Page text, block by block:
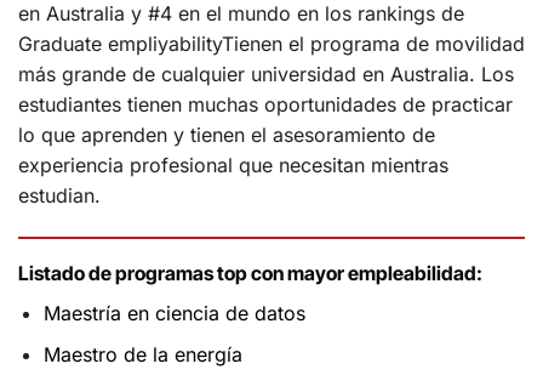
en Australia y #4 en el mundo en los rankings de
Graduate empliyabilityTienen el programa de movilidad
más grande de cualquier universidad en Australia. Los
estudiantes tienen muchas oportunidades de practicar
lo que aprenden y tienen el asesoramiento de
experiencia profesional que necesitan mientras
estudian.
Listado de programas top con mayor empleabilidad:
Maestría en ciencia de datos
Maestro de la energía